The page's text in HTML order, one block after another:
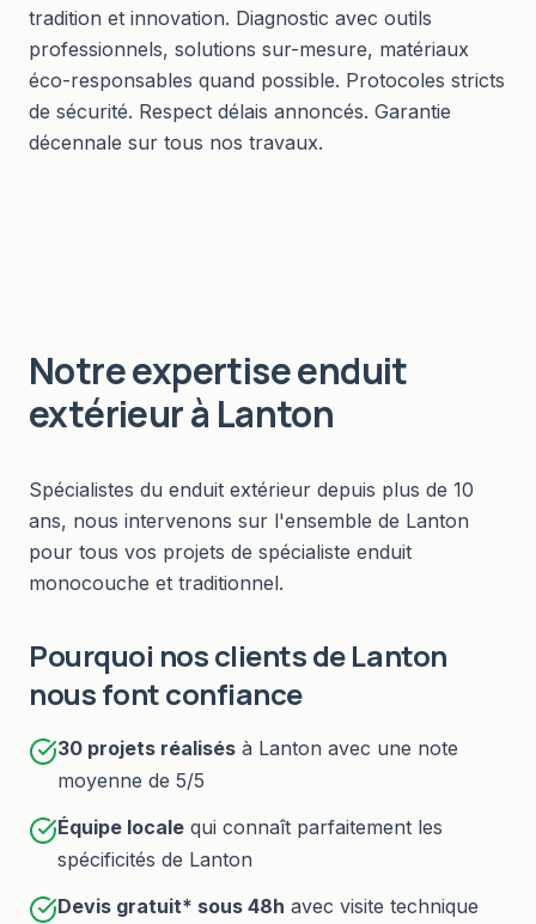
tradition et innovation. Diagnostic avec outils
professionnels, solutions sur-mesure, matériaux
éco-responsables quand possible. Protocoles stricts
de sécurité. Respect délais annoncés. Garantie
décennale sur tous nos travaux.
Notre expertiseenduit
extérieurà Lanton
Spécialistes du enduit extérieur depuis plus de 10
ans, nous intervenons sur l'ensemble de Lanton
pour tous vos projets de spécialiste enduit
monocouche et traditionnel.
Pourquoi nos clients deLanton
nous font confiance
30 projets réalisés à Lanton avec une note
moyenne de 5/5
Équipe locale qui connaît parfaitement les
spécificités de Lanton
Devis gratuit* sous 48h avec visite technique